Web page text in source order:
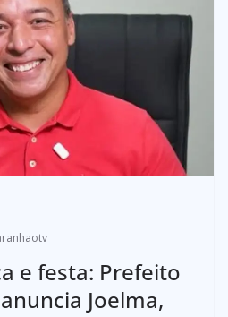
e festa: Prefeito
Joelma,